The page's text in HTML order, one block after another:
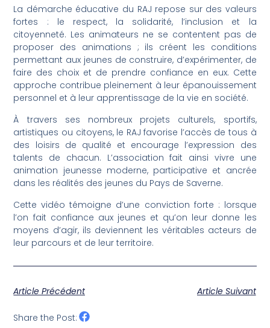
La démarche éducative du RAJ repose sur des valeurs
fortes : le respect, la solidarité, l’inclusion et la
citoyenneté. Les animateurs ne se contentent pas de
proposer des animations ; ils créent les conditions
permettant aux jeunes de construire, d’expérimenter, de
faire des choix et de prendre confiance en eux. Cette
approche contribue pleinement à leur épanouissement
personnel et à leur apprentissage de la vie en société.
À travers ses nombreux projets culturels, sportifs,
artistiques ou citoyens, le RAJ favorise l’accès de tous à
des loisirs de qualité et encourage l’expression des
talents de chacun. L’association fait ainsi vivre une
animation jeunesse moderne, participative et ancrée
dans les réalités des jeunes du Pays de Saverne.
Cette vidéo témoigne d’une conviction forte : lorsque
l’on fait confiance aux jeunes et qu’on leur donne les
moyens d’agir, ils deviennent les véritables acteurs de
leur parcours et de leur territoire.
Article Précédent Article Suivant
Share the Post: